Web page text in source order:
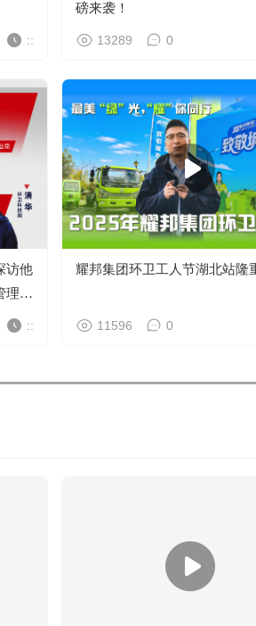
::
磅来袭！
13289 0
访他
理升
::
耀邦集团环卫工人节湖北站隆
11596 0